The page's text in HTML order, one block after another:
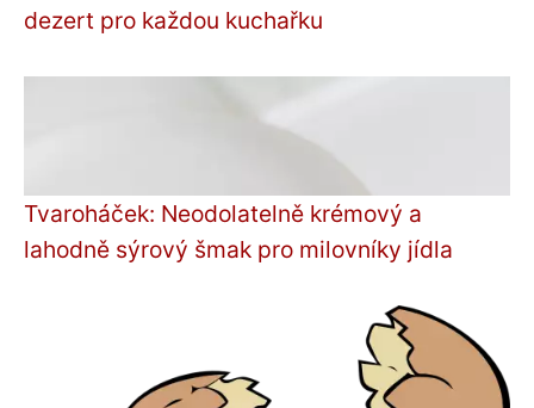
dezert pro každou kuchařku
Tvaroháček: Neodolatelně krémový a
lahodně sýrový šmak pro milovníky jídla